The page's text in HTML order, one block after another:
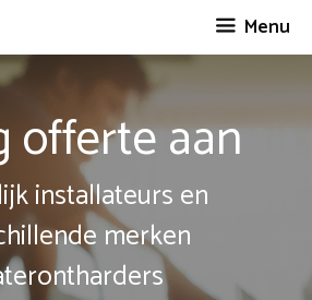
Menu
offerte aan
installateurs en
merken